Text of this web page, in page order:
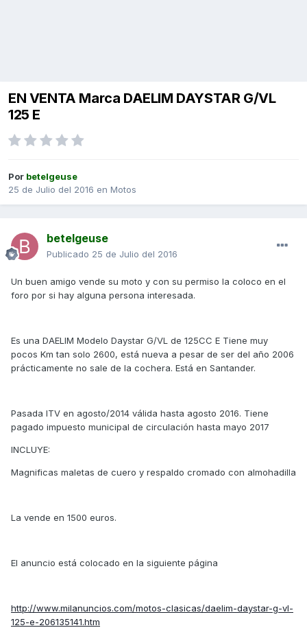
EN VENTA Marca DAELIM DAYSTAR G/VL
125 E
Por betelgeuse
25 de Julio del 2016 en Motos
betelgeuse
Publicado 25 de Julio del 2016
Un buen amigo vende su moto y con su permiso la coloco en el
foro por si hay alguna persona interesada.
Es una DAELIM Modelo Daystar G/VL de 125CC E Tiene muy
pocos Km tan solo 2600, está nueva a pesar de ser del año 2006
prácticamente no sale de la cochera. Está en Santander.
Pasada ITV en agosto/2014 válida hasta agosto 2016. Tiene
pagado impuesto municipal de circulación hasta mayo 2017
INCLUYE:
Magnificas maletas de cuero y respaldo cromado con almohadilla
La vende en 1500 euros.
El anuncio está colocado en la siguiente página
http://www.milanuncios.com/motos-clasicas/daelim-daystar-g-vl-
125-e-206135141.htm